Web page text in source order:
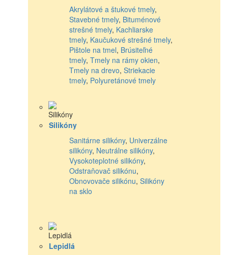
Akrylátové a štukové tmely,
Stavebné tmely, Bituménové
strešné tmely, Kachliarske
tmely, Kaučukové strešné tmely,
Pištole na tmel, Brúsiteľné
tmely, Tmely na rámy okien,
Tmely na drevo, Striekacie
tmely, Polyuretánové tmely
Silikóny
Sanitárne silikóny, Univerzálne
silikóny, Neutrálne silikóny,
Vysokoteplotné silikóny,
Odstraňovač silikónu,
Obnovovače silikónu, Silikóny
na sklo
Lepidlá